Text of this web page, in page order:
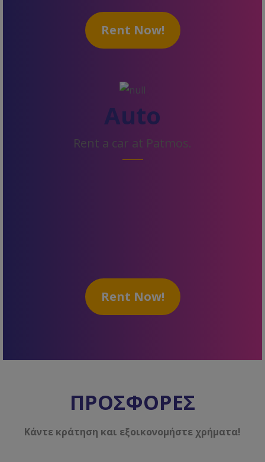
Rent Now!
Auto
Rent a car at Patmos.
Rent Now!
ΠΡΟΣΦΟΡΕΣ
Κάντε κράτηση και εξοικονομήστε χρήματα!